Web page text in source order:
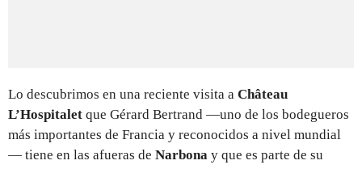
Lo descubrimos en una reciente visita a Château
L’Hospitalet que Gérard Bertrand —uno de los bodegueros
más importantes de Francia y reconocidos a nivel mundial
— tiene en las afueras de Narbona y que es parte de su